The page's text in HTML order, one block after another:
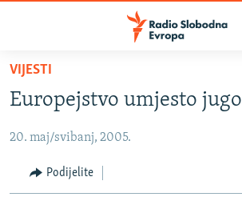
Pređite
glavni
Pređite
BOSNA I HERCEGOVINA
SRBIJA
KOSOVO
VIJESTI
Europejstvo umjesto
20. maj/svibanj, 2005.
Podijelite